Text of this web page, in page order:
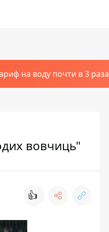
на воду почти в 3 раза
вовчиць"
👍